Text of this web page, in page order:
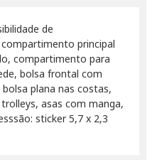
de
principal
compartimento para
bolsa frontal com
plana nas costas,
asas com manga,
sticker 5,7 x 2,3